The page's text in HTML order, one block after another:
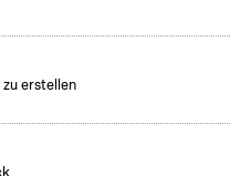
erstellen